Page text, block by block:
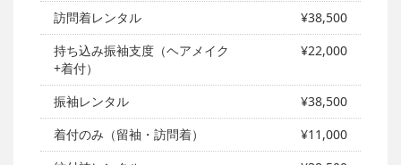
訪問着レンタル
¥38,500
持ち込み振袖支度（ヘアメイク
+着付）
¥22,000
振袖レンタル
¥38,500
着付のみ（留袖・訪問着）
¥11,000